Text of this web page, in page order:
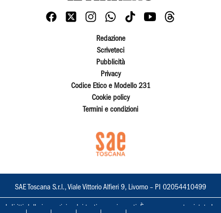
Redazione
Scriveteci
Pubblicità
Privacy
Codice Etico e Modello 231
Cookie policy
Termini e condizioni
SAE Toscana S.r.l., Viale Vittorio Alfieri 9, Livorno – PI 02054410499
I diritti delle immagini e dei testi sono riservati. È espressamente vietata la